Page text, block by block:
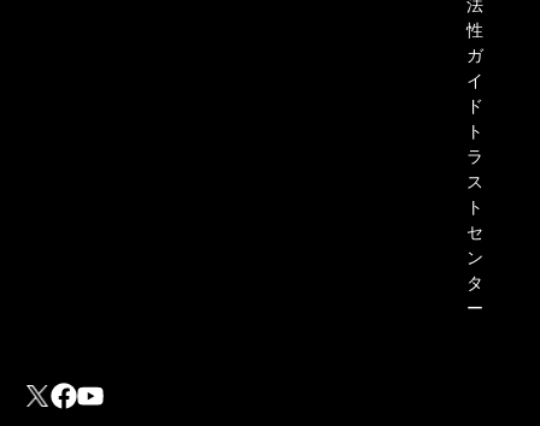
法
性
ガ
イ
ド
ト
ラ
ス
ト
セ
ン
タ
ー